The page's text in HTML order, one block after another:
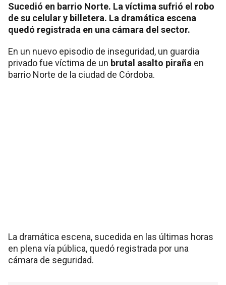
Sucedió en barrio Norte. La víctima sufrió el robo
de su celular y billetera. La dramática escena
quedó registrada en una cámara del sector.
En un nuevo episodio de inseguridad, un guardia
privado fue víctima de un brutal asalto piraña en
barrio Norte de la ciudad de Córdoba.
La dramática escena, sucedida en las últimas horas
en plena vía pública, quedó registrada por una
cámara de seguridad.